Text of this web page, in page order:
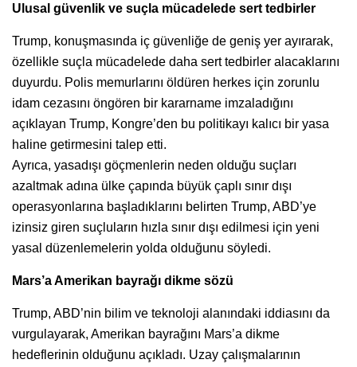
Ulusal güvenlik ve suçla mücadelede sert tedbirler
Trump, konuşmasında iç güvenliğe de geniş yer ayırarak,
özellikle suçla mücadelede daha sert tedbirler alacaklarını
duyurdu. Polis memurlarını öldüren herkes için zorunlu
idam cezasını öngören bir kararname imzaladığını
açıklayan Trump, Kongre’den bu politikayı kalıcı bir yasa
haline getirmesini talep etti.
Ayrıca, yasadışı göçmenlerin neden olduğu suçları
azaltmak adına ülke çapında büyük çaplı sınır dışı
operasyonlarına başladıklarını belirten Trump, ABD’ye
izinsiz giren suçluların hızla sınır dışı edilmesi için yeni
yasal düzenlemelerin yolda olduğunu söyledi.
Mars’a Amerikan bayrağı dikme sözü
Trump, ABD’nin bilim ve teknoloji alanındaki iddiasını da
vurgulayarak, Amerikan bayrağını Mars’a dikme
hedeflerinin olduğunu açıkladı. Uzay çalışmalarının